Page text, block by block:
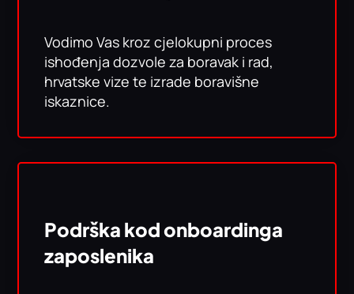
Vodimo Vas kroz cjelokupni proces
ishođenja dozvole za boravak i rad,
hrvatske vize te izrade boravišne
iskaznice.
Podrška kod onboardinga
zaposlenika